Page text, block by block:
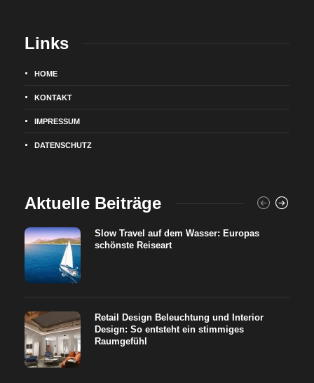
Links
HOME
KONTAKT
IMPRESSUM
DATENSCHUTZ
Aktuelle Beiträge
Slow Travel auf dem Wasser: Europas
schönste Reiseart
Retail Design Beleuchtung und Interior
Design: So entsteht ein stimmiges
Raumgefühl